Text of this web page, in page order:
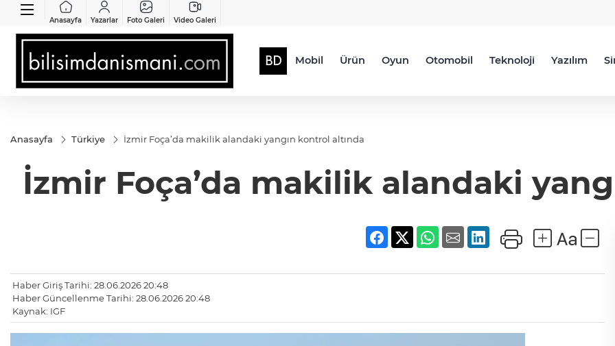
Anasayfa Yazarlar Foto Galeri Video Galeri
Mobil Ürün Oyun Otomobil Teknoloji Yazılım
Anasayfa Türkiye İzmir Foça’da makilik alandaki yangın kontrol altında
İzmir Foça’da makilik alandaki
Haber Giriş Tarihi: 28.06.2026 20:48
Haber Güncellenme Tarihi: 28.06.2026 20:48
Kaynak: IGF